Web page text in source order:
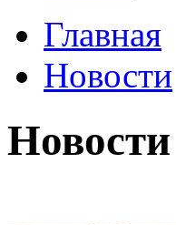
Главная
Новости
Новости